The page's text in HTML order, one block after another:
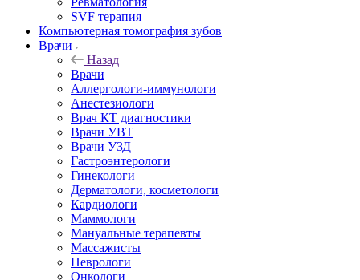
SVF терапия
Компьютерная томография зубов
Врачи
Назад
Врачи
Аллергологи-иммунологи
Анестезиологи
Врач КТ диагностики
Врачи УВТ
Врачи УЗД
Гастроэнтерологи
Гинекологи
Дерматологи, косметологи
Кардиологи
Маммологи
Мануальные терапевты
Массажисты
Неврологи
Онкологи